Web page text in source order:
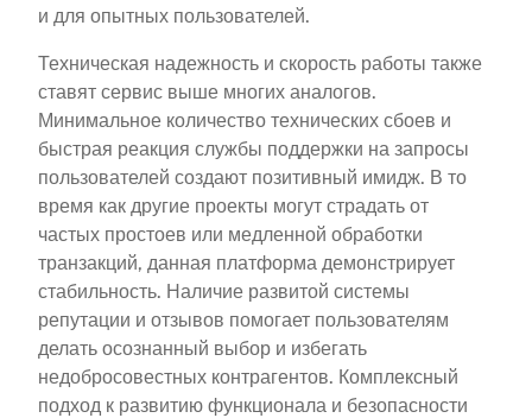
и для опытных пользователей.
Техническая надежность и скорость работы также
ставят сервис выше многих аналогов.
Минимальное количество технических сбоев и
быстрая реакция службы поддержки на запросы
пользователей создают позитивный имидж. В то
время как другие проекты могут страдать от
частых простоев или медленной обработки
транзакций, данная платформа демонстрирует
стабильность. Наличие развитой системы
репутации и отзывов помогает пользователям
делать осознанный выбор и избегать
недобросовестных контрагентов. Комплексный
подход к развитию функционала и безопасности